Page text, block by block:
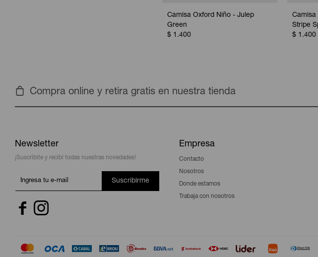
Camisa Oxford Niño - Julep
Green
$ 1.400
Camisa
Stripe
$ 1.400
Compra online y retira gratis en nuestra tienda
Newsletter
¡Suscribite y recibí todas nuestras novedades!
Suscribirme
 
Empresa
Contacto
Nosotros
Donde estamos
Trabaja con nosotros